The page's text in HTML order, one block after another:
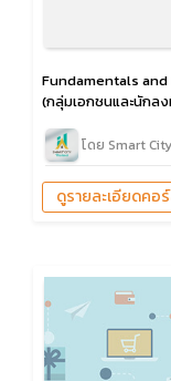
Fundamentals
(กลุ่มเอกชนและนักล
โดย Smart
ดูรายละเอียดคอ